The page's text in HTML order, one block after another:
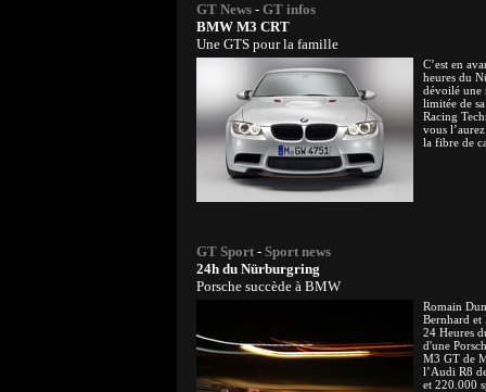
GT News - GT infos
BMW M3 CRT
Une GTS pour la famille
C’est en
heures du
dévoilé une
limitée de
Racing
vous
la fibre de
GT Sport - Sport news
24h du Nürburgring
Porsche succède à BMW
Romain
Bernhard et
24 Heures
d'une
M3 GT de
l’Audi R8
et 220.000